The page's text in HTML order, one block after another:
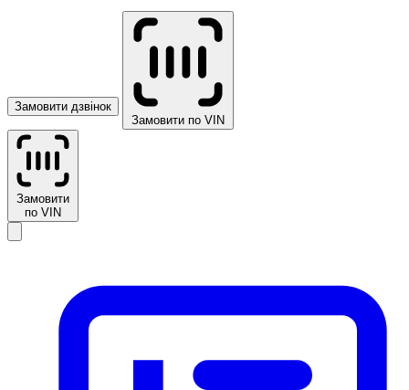
Замовити дзвінок
Замовити по VIN
Замовити
по VIN